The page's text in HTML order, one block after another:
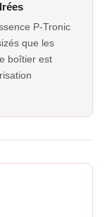
P-Tronic
que les
boîtier est